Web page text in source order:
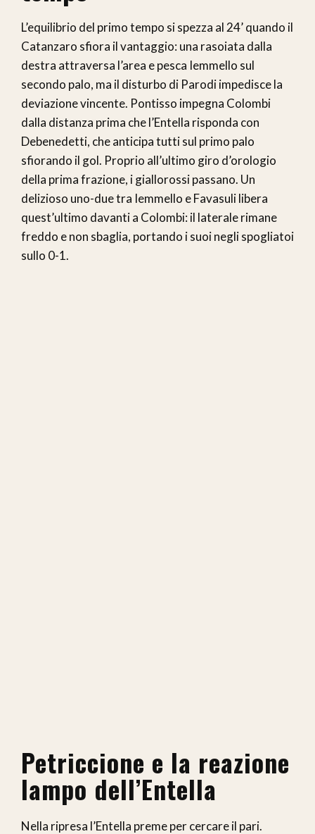
L’equilibrio del primo tempo si spezza al 24’ quando il
Catanzaro sfiora il vantaggio: una rasoiata dalla
destra attraversa l’area e pesca Iemmello sul
secondo palo, ma il disturbo di Parodi impedisce la
deviazione vincente. Pontisso impegna Colombi
dalla distanza prima che l’Entella risponda con
Debenedetti, che anticipa tutti sul primo palo
sfiorando il gol. Proprio all’ultimo giro d’orologio
della prima frazione, i giallorossi passano. Un
delizioso uno-due tra Iemmello e Favasuli libera
quest’ultimo davanti a Colombi: il laterale rimane
freddo e non sbaglia, portando i suoi negli spogliatoi
sullo 0-1.
Petriccione e la reazione
lampo dell’Entella
Nella ripresa l’Entella preme per cercare il pari.